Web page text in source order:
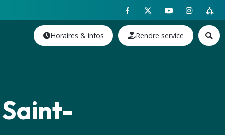
Horaires & infos Rendre service